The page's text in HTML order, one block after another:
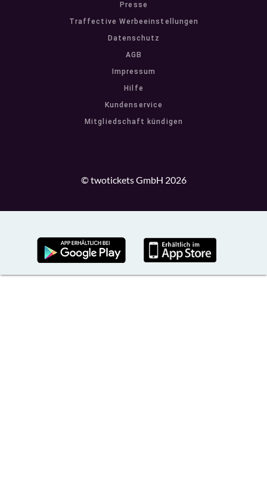
Presse
Traffective Werbeeinstellungen
Datenschutz
AGB
Impressum
Hilfe
Kundenservice
Mitgliedschaft kündigen
© twotickets GmbH 2026